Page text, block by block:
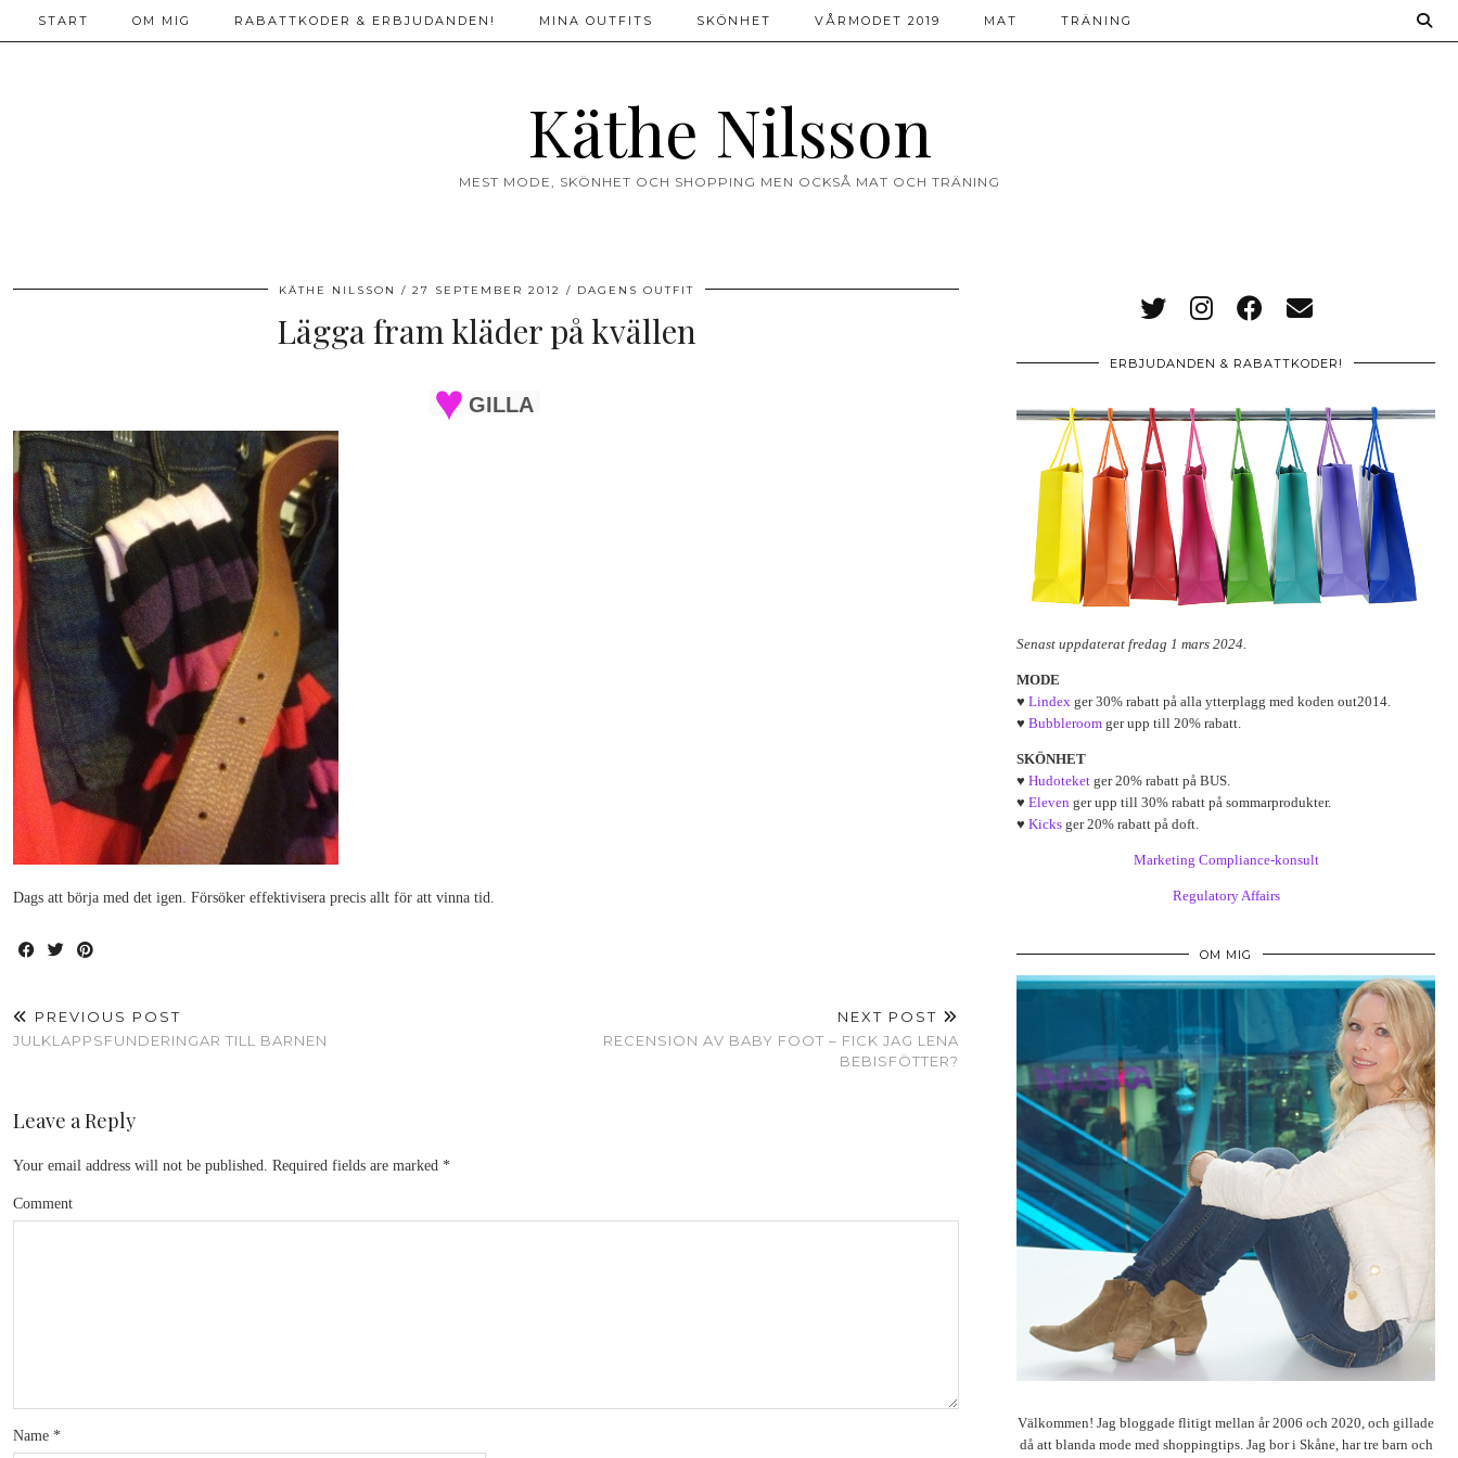
Käthe Nilsson
MEST MODE, SKÖNHET OCH SHOPPING MEN OCKSÅ MAT OCH TRÄNING
START OM MIG RABATTKODER & ERBJUDANDEN! MINA OUTFITS SKÖNHET VÅRMODET 2019 MAT TRÄNING
KÄTHE NILSSON 27 SEPTEMBER 2012 DAGENS OUTFIT
Lägga fram kläder på kvällen
GILLA
Dags att börja med det igen. Försöker effektivisera precis allt för att vinna tid.
PREVIOUS POST
JULKLAPPSFUNDERINGAR TILL BARNEN
NEXT POST
RECENSION AV BABY FOOT – FICK JAG LENA
BEBISFÖTTER?
Leave a Reply
Your email address will not be published. Required fields are marked *
Comment
Name *
ERBJUDANDEN & RABATTKODER!
Senast uppdaterat fredag 1 mars 2024.
MODE
♥ Lindex ger 30% rabatt på alla ytterplagg med koden out2014.
♥ Bubbleroom ger upp till 20% rabatt.
SKÖNHET
♥ Hudoteket ger 20% rabatt på BUS.
♥ Eleven ger upp till 30% rabatt på sommarprodukter.
♥ Kicks ger 20% rabatt på doft.
Marketing Compliance-konsult
Regulatory Affairs
OM MIG
Välkommen! Jag bloggade flitigt mellan år 2006 och 2020, och gillade
då att blanda mode med shoppingtips. Jag bor i Skåne, har tre barn och